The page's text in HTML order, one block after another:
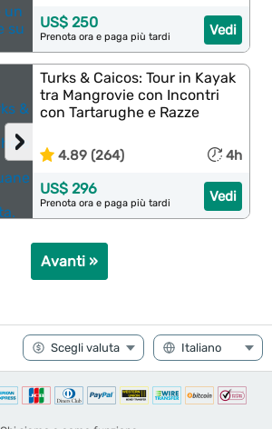
Vedi
US$ 250
Prenota ora e paga più tardi
›
Turks & Caicos: Tour in Kayak
tra Mangrovie con Incontri
con Tartarughe e Razze
4.89 (264) 4h
Vedi
US$ 296
Prenota ora e paga più tardi
Avanti »